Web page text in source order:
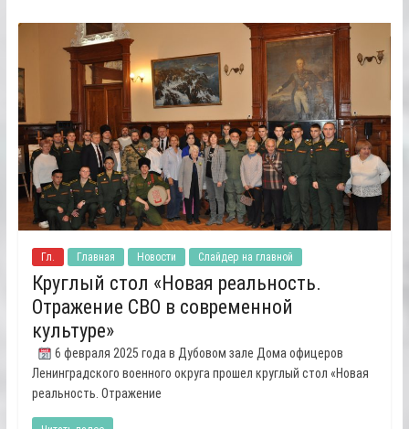
Гл. Главная Новости Слайдер на главной
Круглый стол «Новая реальность.
Отражение СВО в современной
культуре»
6 февраля 2025 года в Дубовом зале Дома офицеров
Ленинградского военного округа прошел круглый стол «Новая
реальность. Отражение